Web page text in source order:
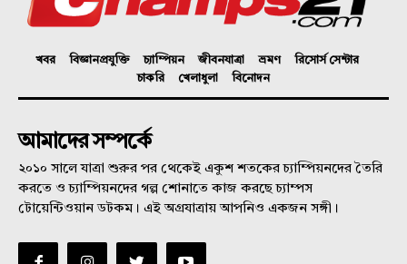
খবর বিজ্ঞানপ্রযুক্তি চ্যাম্পিয়ন জীবনযাত্রা ভ্রমণ
রিসোর্স সেন্টার
চাকরি
খেলাধুলা বিনোদন
আমাদের সম্পর্কে
২০১০ সালে যাত্রা শুরুর পর থেকেই একুশ শতকের চ্যাম্পিয়নদের তৈরি
করতে ও চ্যাম্পিয়নদের গল্প শোনাতে কাজ করছে চ্যাম্পস
টোয়েন্টিওয়ান ডটকম। এই অগ্রযাত্রায় আপনিও একজন সঙ্গী।